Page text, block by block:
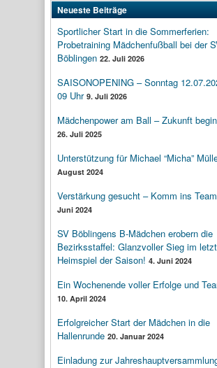
Neueste Beiträge
Sportlicher Start in die Sommerferien:
Probetraining Mädchenfußball bei der
Böblingen 22. Juli 2026
SAISONOPENING – Sonntag
09 Uhr 9. Juli 2026
Mädchenpower am Ball – Zukunft
26. Juli 2025
Unterstützung für Michael “Micha”
August 2024
Verstärkung gesucht – Komm ins
Juni 2024
SV Böblingens B-Mädchen erobern die
Bezirksstaffel: Glanzvoller Sieg im
Heimspiel der Saison! 4. Juni 2024
Ein Wochenende voller Erfolge und
10. April 2024
Erfolgreicher Start der Mädchen in die
Hallenrunde 20. Januar 2024
Einladung zur